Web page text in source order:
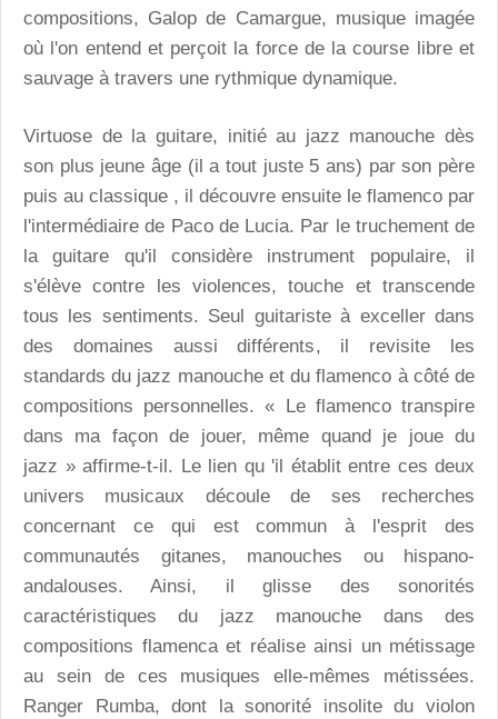
compositions, Galop de Camargue, musique imagée
où l'on entend et perçoit la force de la course libre et
sauvage à travers une rythmique dynamique.
Virtuose de la guitare, initié au jazz manouche dès
son plus jeune âge (il a tout juste 5 ans) par son père
puis au classique , il découvre ensuite le flamenco par
l'intermédiaire de Paco de Lucia. Par le truchement de
la guitare qu'il considère instrument populaire, il
s'élève contre les violences, touche et transcende
tous les sentiments. Seul guitariste à exceller dans
des domaines aussi différents, il revisite les
standards du jazz manouche et du flamenco à côté de
compositions personnelles. « Le flamenco transpire
dans ma façon de jouer, même quand je joue du
jazz » affirme-t-il. Le lien qu 'il établit entre ces deux
univers musicaux découle de ses recherches
concernant ce qui est commun à l'esprit des
communautés gitanes, manouches ou hispano-
andalouses. Ainsi, il glisse des sonorités
caractéristiques du jazz manouche dans des
compositions flamenca et réalise ainsi un métissage
au sein de ces musiques elle-mêmes métissées.
Ranger Rumba, dont la sonorité insolite du violon